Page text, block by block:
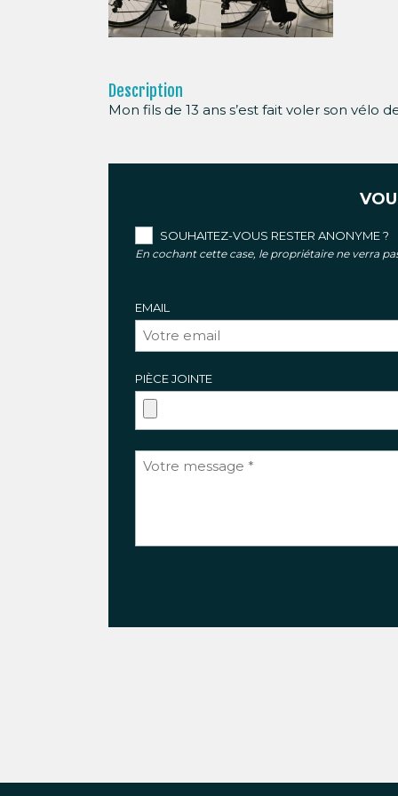
Description
Mon fils de 13 ans s’est fait voler son vélo
SOUHAITEZ-VOUS RESTER ANONYME ?
En cochant cette case, le propriétaire ne verra
EMAIL
PIÈCE JOINTE